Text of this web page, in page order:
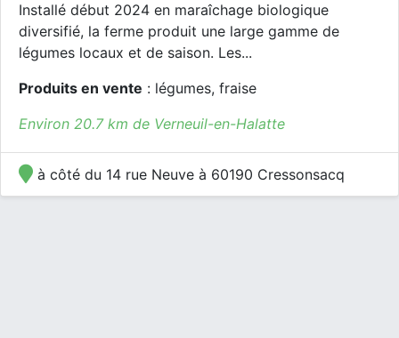
Installé début 2024 en maraîchage biologique
diversifié, la ferme produit une large gamme de
légumes locaux et de saison. Les...
Produits en vente : légumes, fraise
Environ 20.7 km de Verneuil-en-Halatte
à côté du 14 rue Neuve à 60190 Cressonsacq